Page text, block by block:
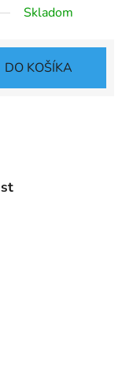
Skladom
DO KOŠÍKA